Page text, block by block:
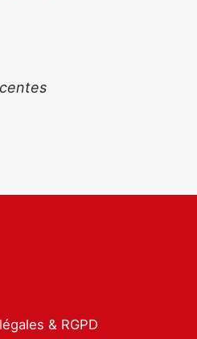
& RGPD